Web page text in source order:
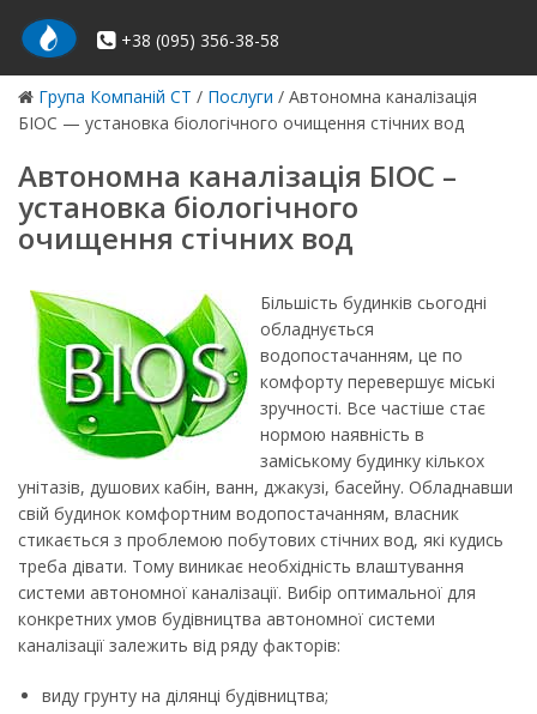
content
+38 (095) 356-38-58
Група Компаній СТ / Послуги / Автономна каналізація
БІОС — установка біологічного очищення стічних вод
Автономна каналізація БІОС –
установка біологічного
очищення стічних вод
Більшість будинків сьогодні
обладнується
водопостачанням, це по
комфорту перевершує міські
зручності. Все частіше стає
нормою наявність в
заміському будинку кількох
унітазів, душових кабін, ванн, джакузі, басейну. Обладнавши
свій будинок комфортним водопостачанням, власник
стикається з проблемою побутових стічних вод, які кудись
треба дівати. Тому виникає необхідність влаштування
системи автономної каналізації. Вибір оптимальної для
конкретних умов будівництва автономної системи
каналізації залежить від ряду факторів:
виду грунту на ділянці будівництва;